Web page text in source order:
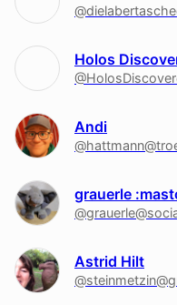
Holos
Andi
grauerle
Astrid Hilt